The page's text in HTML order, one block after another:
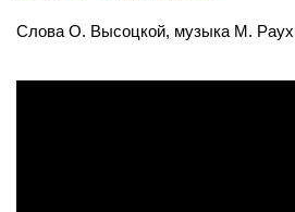
Слова О. Высоцкой, музыка М.